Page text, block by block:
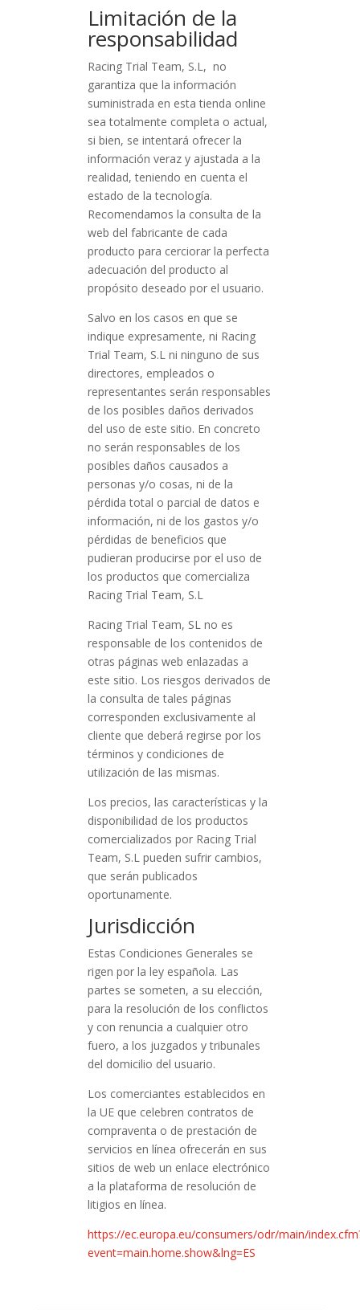
Limitación de la
responsabilidad
Racing Trial Team, S.L, no
garantiza que la información
suministrada en esta tienda online
sea totalmente completa o actual,
si bien, se intentará ofrecer la
información veraz y ajustada a la
realidad, teniendo en cuenta el
estado de la tecnología.
Recomendamos la consulta de la
web del fabricante de cada
producto para cerciorar la perfecta
adecuación del producto al
propósito deseado por el usuario.
Salvo en los casos en que se
indique expresamente, ni Racing
Trial Team, S.L ni ninguno de sus
directores, empleados o
representantes serán responsables
de los posibles daños derivados
del uso de este sitio. En concreto
no serán responsables de los
posibles daños causados a
personas y/o cosas, ni de la
pérdida total o parcial de datos e
información, ni de los gastos y/o
pérdidas de beneficios que
pudieran producirse por el uso de
los productos que comercializa
Racing Trial Team, S.L
Racing Trial Team, SL no es
responsable de los contenidos de
otras páginas web enlazadas a
este sitio. Los riesgos derivados de
la consulta de tales páginas
corresponden exclusivamente al
cliente que deberá regirse por los
términos y condiciones de
utilización de las mismas.
Los precios, las características y la
disponibilidad de los productos
comercializados por Racing Trial
Team, S.L pueden sufrir cambios,
que serán publicados
oportunamente.
Jurisdicción
Estas Condiciones Generales se
rigen por la ley española. Las
partes se someten, a su elección,
para la resolución de los conflictos
y con renuncia a cualquier otro
fuero, a los juzgados y tribunales
del domicilio del usuario.
Los comerciantes establecidos en
la UE que celebren contratos de
compraventa o de prestación de
servicios en línea ofrecerán en sus
sitios de web un enlace electrónico
a la plataforma de resolución de
litigios en línea.
https://ec.europa.eu/consumers/odr/main/
event=main.home.show&lng=ES